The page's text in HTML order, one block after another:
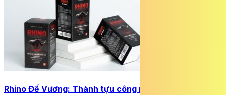
Rhino Đế Vương: Thành tựu công nghệ mới trong hỗ